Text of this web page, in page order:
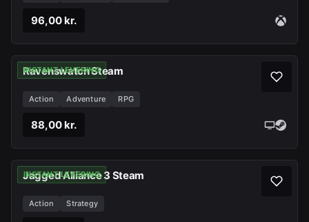
96,00 kr.
INSTANT LEVERING
Ravenswatch Steam
Action Adventure RPG
88,00 kr.
INSTANT LEVERING
Jagged Alliance 3 Steam
Action Strategy